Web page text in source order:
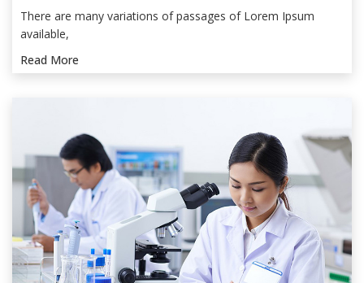
There are many variations of passages of Lorem Ipsum
available,
Read More